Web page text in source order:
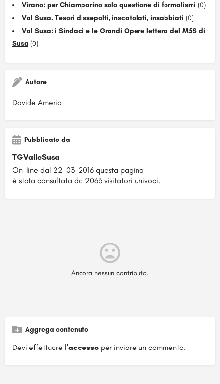
Virano: per Chiamparino solo questione di formalismi (0)
Val Susa. Tesori dissepolti, inscatolati, insabbiati (0)
Val Susa: i Sindaci e le Grandi Opere lettera del M5S di
Susa (0)
Autore
Davide Amerio
Pubblicato da
TGValleSusa
On-line dal 22-03-2016 questa pagina
è stata consultata da 2063 visitatori univoci.
Ancora nessun contributo.
Aggrega contenuto
Devi effettuare l'accesso per inviare un commento.